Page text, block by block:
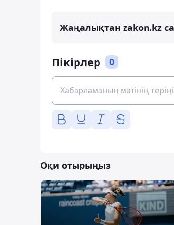
Жаңалықтан zakon.kz
Пікірлер 0
Оқи отырыңыз